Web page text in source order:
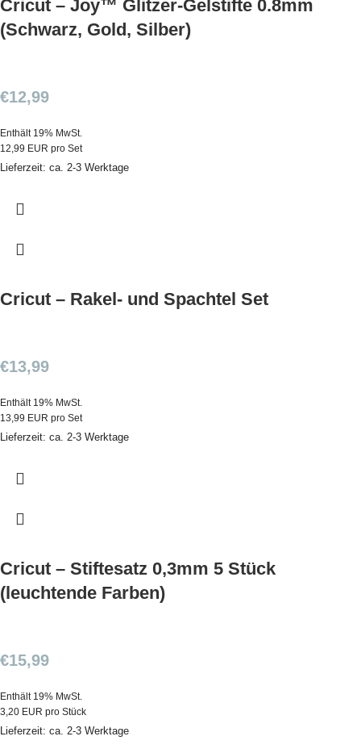
Cricut – Joy™ Glitzer-Gelstifte 0.8mm
(Schwarz, Gold, Silber)
€12,99
Enthält 19% MwSt.
12,99 EUR pro Set
Lieferzeit: ca. 2-3 Werktage
Cricut – Rakel- und Spachtel Set
€13,99
Enthält 19% MwSt.
13,99 EUR pro Set
Lieferzeit: ca. 2-3 Werktage
Cricut – Stiftesatz 0,3mm 5 Stück
(leuchtende Farben)
€15,99
Enthält 19% MwSt.
3,20 EUR pro Stück
Lieferzeit: ca. 2-3 Werktage